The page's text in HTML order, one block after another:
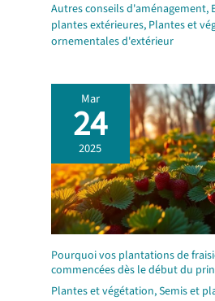
Autres conseils d'aménagement,
plantes extérieures, Plantes et
ornementales d'extérieur
Mar
24
2025
Pourquoi vos plantations de
commencées dès le début du
Plantes et végétation,Semis et